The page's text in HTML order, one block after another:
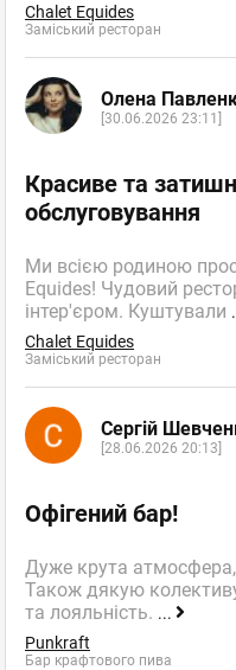
Chalet Equides
Заміський ресторан
Олена
[30.06.2026 23:11]
Красиве та
обслуговування
Ми всією родиною
Equides! Чудовий
інтер'єром. Куштували
Chalet Equides
Заміський ресторан
Сергій
[28.06.2026 20:13]
Офігений бар!
Дуже крута
Також дякую
та лояльність. ...
Punkraft
Бар крафтового пива